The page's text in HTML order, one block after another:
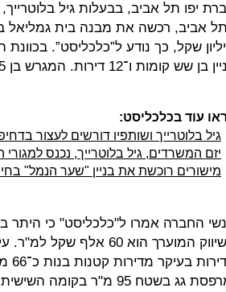
יפו תל אביב, בבעלות גיל בלוטרייך,
שקל, כך נודע ל”כלכליסט”.
שש קומות ו־12 דירות. המגרש בן 275 מ"ר, וזכויות הבנייה בו הן 1,000 מ"ר.
עוד בכלכליסט:
גיל בלוטרייך ושותפיו דורשים לעצור
יזם המשרדים, גיל בלוטרייך, נכנס למגורי
מישורים רוכשת את בניין "שער הנמל" בחיפה ב-58
החברה אמרו ל"כלכליסט" כי היתר
השיווק המוערך הוא 60